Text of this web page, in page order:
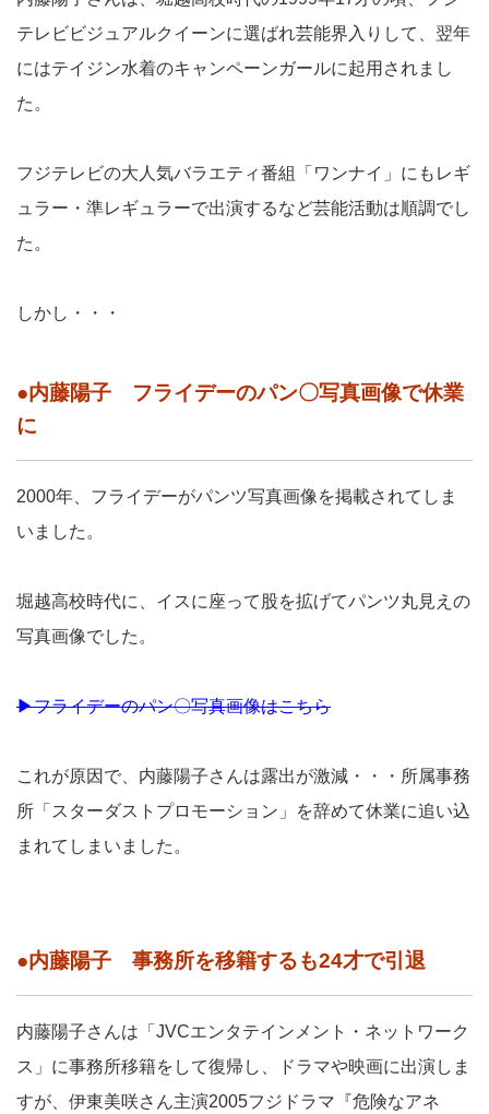
テレビビジュアルクイーンに選ばれ芸能界入りして、翌年
にはテイジン水着のキャンペーンガールに起用されまし
た。
フジテレビの大人気バラエティ番組「ワンナイ」にもレギ
ュラー・準レギュラーで出演するなど芸能活動は順調でし
た。
しかし・・・
●内藤陽子 フライデーのパン〇写真画像で休業
に
2000年、フライデーがパンツ写真画像を掲載されてしま
いました。
堀越高校時代に、イスに座って股を拡げてパンツ丸見えの
写真画像でした。
▶フライデーのパン〇写真画像はこちら
これが原因で、内藤陽子さんは露出が激減・・・所属事務
所「スターダストプロモーション」を辞めて休業に追い込
まれてしまいました。
●内藤陽子 事務所を移籍するも24才で引退
内藤陽子さんは「JVCエンタテインメント・ネットワーク
ス」に事務所移籍をして復帰し、ドラマや映画に出演しま
すが、伊東美咲さん主演2005フジドラマ『危険なアネ